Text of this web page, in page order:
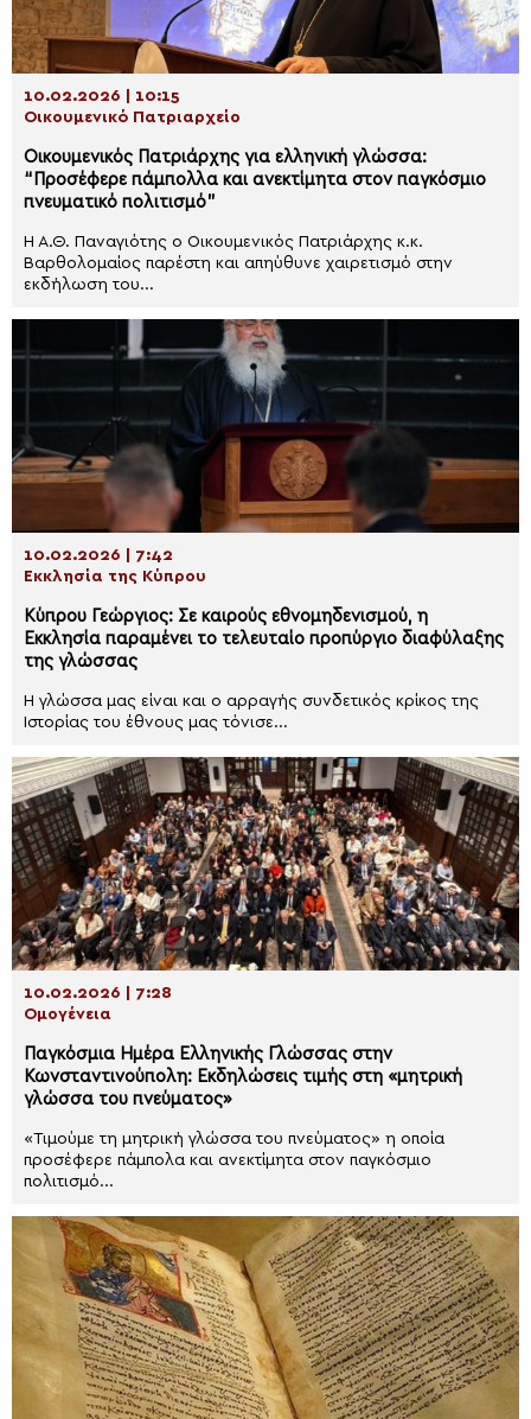
10.02.2026 | 10:15
Οικουμενικό Πατριαρχείο
Οικουμενικός Πατριάρχης για ελληνική γλώσσα:
“Προσέφερε πάμπολλα και ανεκτίμητα στον παγκόσμιο
πνευματικό πολιτισμό”
Η Α.Θ. Παναγιότης ο Οικουμενικός Πατριάρχης κ.κ.
Βαρθολομαίος παρέστη και απηύθυνε χαιρετισμό στην
εκδήλωση του...
10.02.2026 | 7:42
Εκκλησία της Κύπρου
Κύπρου Γεώργιος: Σε καιρούς εθνομηδενισμού, η
Εκκλησία παραμένει το τελευταίο προπύργιο διαφύλαξης
της γλώσσας
Η γλώσσα μας είναι και ο αρραγής συνδετικός κρίκος της
Ιστορίας του έθνους μας τόνισε...
10.02.2026 | 7:28
Ομογένεια
Παγκόσμια Ημέρα Ελληνικής Γλώσσας στην
Κωνσταντινούπολη: Εκδηλώσεις τιμής στη «μητρική
γλώσσα του πνεύματος»
«Τιμούμε τη μητρική γλώσσα του πνεύματος» η οποία
προσέφερε πάμπολα και ανεκτίμητα στον παγκόσμιο
πολιτισμό...